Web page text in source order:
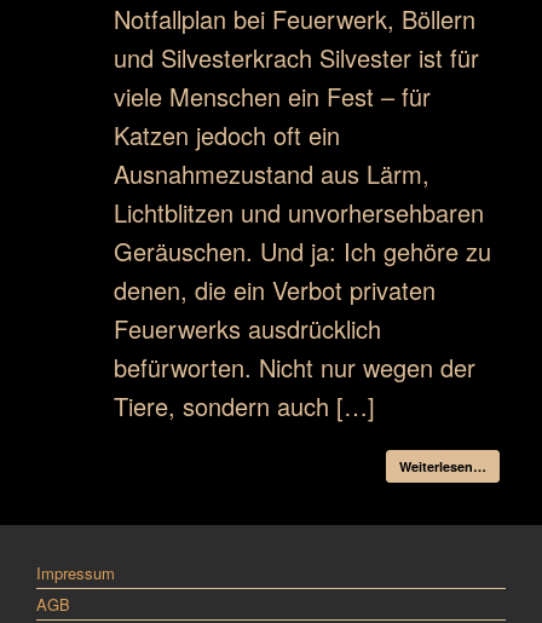
Notfallplan bei Feuerwerk, Böllern
und Silvesterkrach Silvester ist für
viele Menschen ein Fest – für
Katzen jedoch oft ein
Ausnahmezustand aus Lärm,
Lichtblitzen und unvorhersehbaren
Geräuschen. Und ja: Ich gehöre zu
denen, die ein Verbot privaten
Feuerwerks ausdrücklich
befürworten. Nicht nur wegen der
Tiere, sondern auch […]
Weiterlesen…
Impressum
AGB